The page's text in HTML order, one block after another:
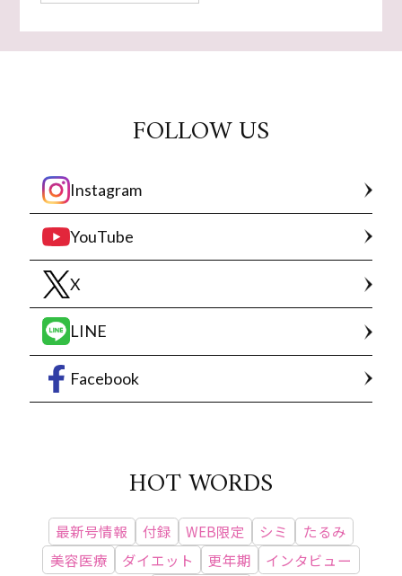
FOLLOW US
Instagram
YouTube
X
LINE
Facebook
HOT WORDS
最新号情報 付録 WEB限定 シミ
たるみ
美容医療
ダイエット 更年期
インタビュー